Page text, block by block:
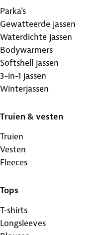
Parka's
Gewatteerde jassen
Waterdichte jassen
Bodywarmers
Softshell jassen
3-in-1 jassen
Winterjassen
Truien & vesten
Truien
Vesten
Fleeces
Tops
T-shirts
Longsleeves